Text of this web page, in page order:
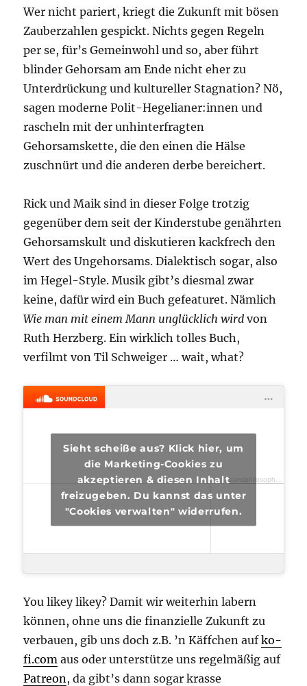
Wer nicht pariert, kriegt die Zukunft mit bösen
Zauberzahlen gespickt. Nichts gegen Regeln
per se, für’s Gemeinwohl und so, aber führt
blinder Gehorsam am Ende nicht eher zu
Unterdrückung und kultureller Stagnation? Nö,
sagen moderne Polit-Hegelianer:innen und
rascheln mit der unhinterfragten
Gehorsamskette, die den einen die Hälse
zuschnürt und die anderen derbe bereichert.
Rick und Maik sind in dieser Folge trotzig
gegenüber dem seit der Kinderstube genährten
Gehorsamskult und diskutieren kackfrech den
Wert des Ungehorsams. Dialektisch sogar, also
im Hegel-Style. Musik gibt’s diesmal zwar
keine, dafür wird ein Buch gefeaturet. Nämlich
Wie man mit einem Mann unglücklich wird von
Ruth Herzberg. Ein wirklich tolles Buch,
verfilmt von Til Schweiger … wait, what?
Sieht scheiße aus? Klick hier, um
die Marketing-Cookies zu
akzeptieren & diesen Inhalt
freizugeben. Du kannst das unter
"Cookies verwalten" widerrufen.
You likey likey? Damit wir weiterhin labern
können, ohne uns die finanzielle Zukunft zu
verbauen, gib uns doch z.B. ’n Käffchen aufko-
fi.com aus oder unterstütze uns regelmäßig auf
Patreon , da gibt’s dann sogar krasse